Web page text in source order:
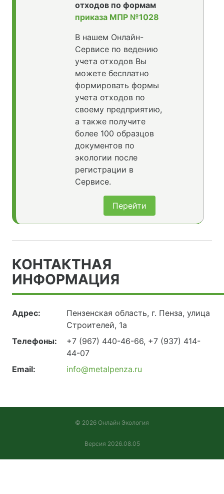
отходов по формам
приказа МПР №1028
В нашем Онлайн-
Сервисе по ведению
учета отходов Вы
можете бесплатно
формировать формы
учета отходов по
своему предприятию,
а также получите
более 100 образцов
документов по
экологии после
регистрации в
Сервисе.
Перейти
КОНТАКТНАЯ
ИНФОРМАЦИЯ
Адрес:
Пензенская область, г. Пенза, улица
Строителей, 1а
Телефоны:
+7 (967) 440-46-66, +7 (937) 414-
44-07
Email:
info@metalpenza.ru
© 2026 Онлайн Экология
Версия 2026.08.05